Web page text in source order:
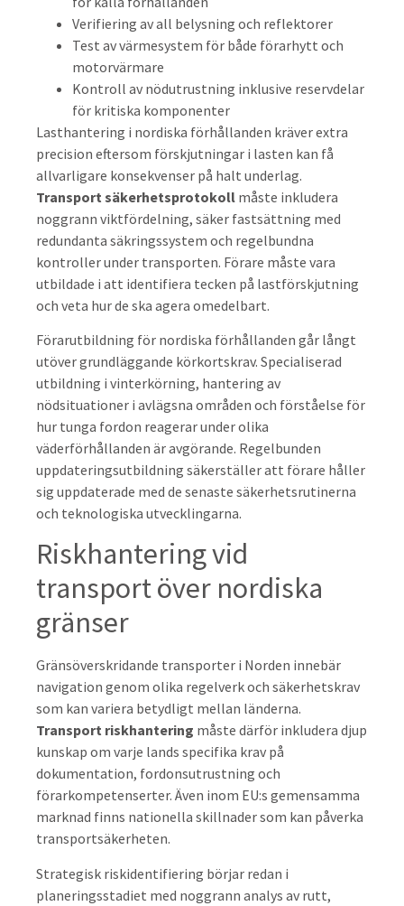
Verifiering av all belysning och reflektorer
Test av värmesystem för både förarhytt och
motorvärmare
Kontroll av nödutrustning inklusive reservdelar
för kritiska komponenter
Lasthantering i nordiska förhållanden kräver extra
precision eftersom förskjutningar i lasten kan få
allvarligare konsekvenser på halt underlag.
Transport säkerhetsprotokoll måste inkludera
noggrann viktfördelning, säker fastsättning med
redundanta säkringssystem och regelbundna
kontroller under transporten. Förare måste vara
utbildade i att identifiera tecken på lastförskjutning
och veta hur de ska agera omedelbart.
Förarutbildning för nordiska förhållanden går långt
utöver grundläggande körkortskrav. Specialiserad
utbildning i vinterkörning, hantering av
nödsituationer i avlägsna områden och förståelse för
hur tunga fordon reagerar under olika
väderförhållanden är avgörande. Regelbunden
uppdateringsutbildning säkerställer att förare håller
sig uppdaterade med de senaste säkerhetsrutinerna
och teknologiska utvecklingarna.
Riskhantering vid
transport över nordiska
gränser
Gränsöverskridande transporter i Norden innebär
navigation genom olika regelverk och säkerhetskrav
som kan variera betydligt mellan länderna.
Transport riskhantering måste därför inkludera djup
kunskap om varje lands specifika krav på
dokumentation, fordonsutrustning och
förarkompetenserter. Även inom EU:s gemensamma
marknad finns nationella skillnader som kan påverka
transportsäkerheten.
Strategisk riskidentifiering börjar redan i
planeringsstadiet med noggrann analys av rutt,